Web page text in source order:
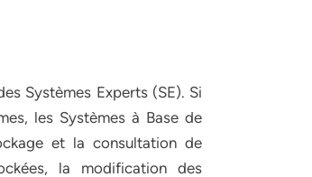
Systèmes Experts (SE). Si
les Systèmes à Base de
et la consultation de
la modification des